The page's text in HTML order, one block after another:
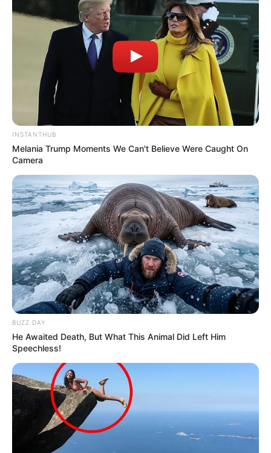
INSTANTHUB
Melania Trump Moments We Can't Believe Were Caught On
Camera
BUZZ DAY
He Awaited Death, But What This Animal Did Left Him
Speechless!